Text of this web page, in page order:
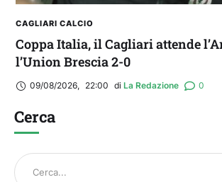
CAGLIARI CALCIO
Coppa Italia, il Cagliari attende
l’Union Brescia 2-0
09/08/2026, 22:00 di La Redazione 0
Cerca